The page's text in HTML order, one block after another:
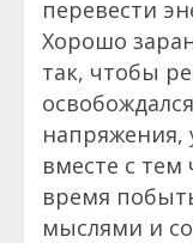
перевести
Хорошо
так, чтобы
напряжения,
вместе с тем
время
мыслями и